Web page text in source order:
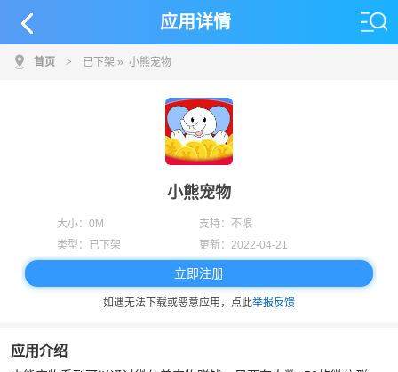
应用详情
首页 > 已下架 » 小熊宠物
小熊宠物
大小： 0M 支持： 不限
类型：
已下架 更新： 2022-04-21
立即注册
如遇无法下载或恶意应用，点此举报反馈
应用介绍